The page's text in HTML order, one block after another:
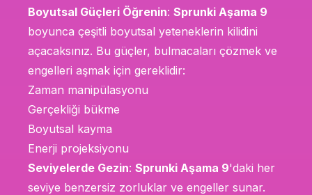
Boyutsal Güçleri Öğrenin: Sprunki Aşama 9
boyunca çeşitli boyutsal yeteneklerin kilidini
açacaksınız. Bu güçler, bulmacaları çözmek ve
engelleri aşmak için gereklidir:
Zaman manipülasyonu
Gerçekliği bükme
Boyutsal kayma
Enerji projeksiyonu
Seviyelerde Gezin: Sprunki Aşama 9'daki her
seviye benzersiz zorluklar ve engeller sunar.